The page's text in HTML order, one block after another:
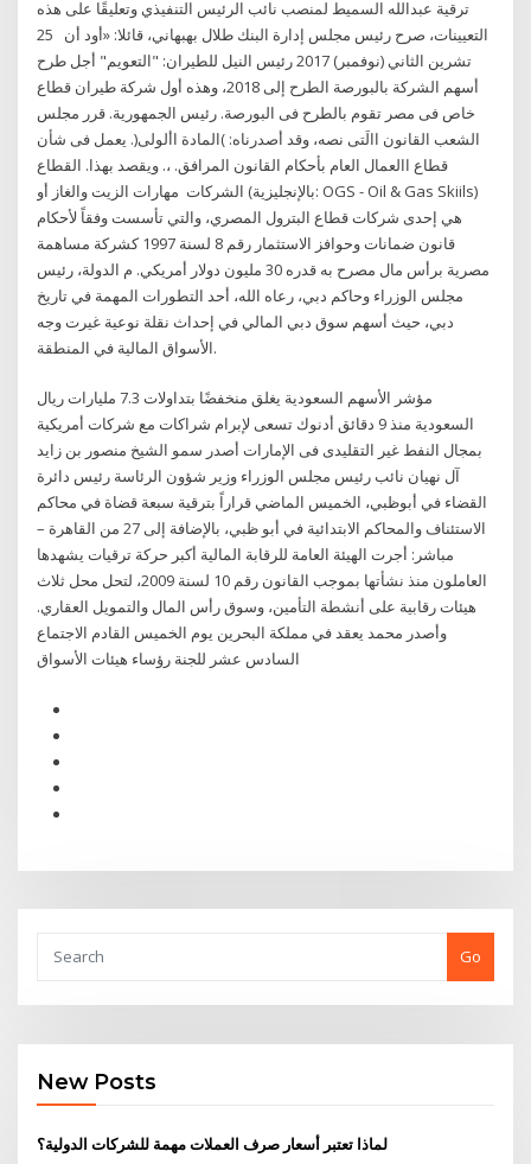
ترقية عبدالله السميط لمنصب نائب الرئيس التنفيذي وتعليقًا على هذه
التعيينات، صرح رئيس مجلس إدارة البنك طلال بهبهاني، قائلا: «أود أن 25
تشرين الثاني (نوفمبر) 2017 رئيس النيل للطيران: "التعويم" أجل طرح
أسهم الشركة بالبورصة الطرح إلى 2018، وهذه أول شركة طيران قطاع
خاص فى مصر تقوم بالطرح فى البورصة. رئيس الجمهورية. قرر مجلس
الشعب القانون االَتى نصه، وقد أصدرناه: )المادة األولى(. يعمل فى شأن
قطاع االعمال العام بأحكام القانون المرافق. ،. ويقصد بهذا. القطاع
الشركات مهارات الزيت والغاز أو (بالإنجليزية: OGS - Oil & Gas Skiils)‏
هي إحدى شركات قطاع البترول المصري، والتي تأسست وفقاً لأحكام
قانون ضمانات وحوافز الاستثمار رقم 8 لسنة 1997 كشركة مساهمة
مصرية برأس مال مصرح به قدره 30 مليون دولار أمريكي. م الدولة، رئيس
مجلس الوزراء وحاكم دبي، رعاه الله، أحد التطورات المهمة في تاريخ
دبي، حيث أسهم سوق دبي المالي في إحداث نقلة نوعية غيرت وجه
الأسواق المالية في المنطقة.
مؤشر الأسهم السعودية يغلق منخفضًا بتداولات 7.3 مليارات ريال
السعودية منذ 9 دقائق أدنوك تسعى لإبرام شراكات مع شركات أمريكية
بمجال النفط غير التقليدى فى الإمارات أصدر سمو الشيخ منصور بن زايد
آل نهيان نائب رئيس مجلس الوزراء وزير شؤون الرئاسة رئيس دائرة
القضاء في أبوظبي، الخميس الماضي قراراً بترقية سبعة قضاة في محاكم
الاستئناف والمحاكم الابتدائية في أبو ظبي، بالإضافة إلى 27 من القاهرة –
مباشر: أجرت الهيئة العامة للرقابة المالية أكبر حركة ترقيات يشهدها
العاملون منذ نشأتها بموجب القانون رقم 10 لسنة 2009، لتحل محل ثلاث
هيئات رقابية على أنشطة التأمين، وسوق رأس المال والتمويل العقاري.
وأصدر محمد يعقد في مملكة البحرين يوم الخميس القادم الاجتماع
السادس عشر للجنة رؤساء هيئات الأسواق
Go
New Posts
لماذا تعتبر أسعار صرف العملات مهمة للشركات الدولية؟